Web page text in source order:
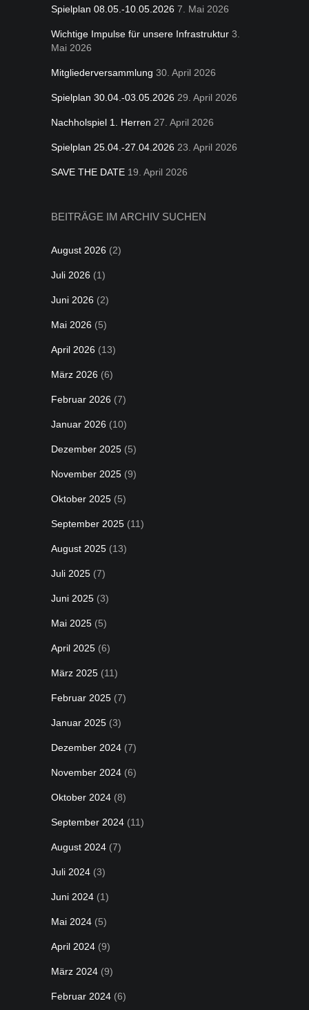
Spielplan 08.05.-10.05.2026 7. Mai 2026
Wichtige Impulse für unsere Infrastruktur 3.
Mai 2026
Mitgliederversammlung 30. April 2026
Spielplan 30.04.-03.05.2026 29. April 2026
Nachholspiel 1. Herren 27. April 2026
Spielplan 25.04.-27.04.2026 23. April 2026
SAVE THE DATE 19. April 2026
BEITRÄGE IM ARCHIV SUCHEN
August 2026 (2)
Juli 2026 (1)
Juni 2026 (2)
Mai 2026 (5)
April 2026 (13)
März 2026 (6)
Februar 2026 (7)
Januar 2026 (10)
Dezember 2025 (5)
November 2025 (9)
Oktober 2025 (5)
September 2025 (11)
August 2025 (13)
Juli 2025 (7)
Juni 2025 (3)
Mai 2025 (5)
April 2025 (6)
März 2025 (11)
Februar 2025 (7)
Januar 2025 (3)
Dezember 2024 (7)
November 2024 (6)
Oktober 2024 (8)
September 2024 (11)
August 2024 (7)
Juli 2024 (3)
Juni 2024 (1)
Mai 2024 (5)
April 2024 (9)
März 2024 (9)
Februar 2024 (6)